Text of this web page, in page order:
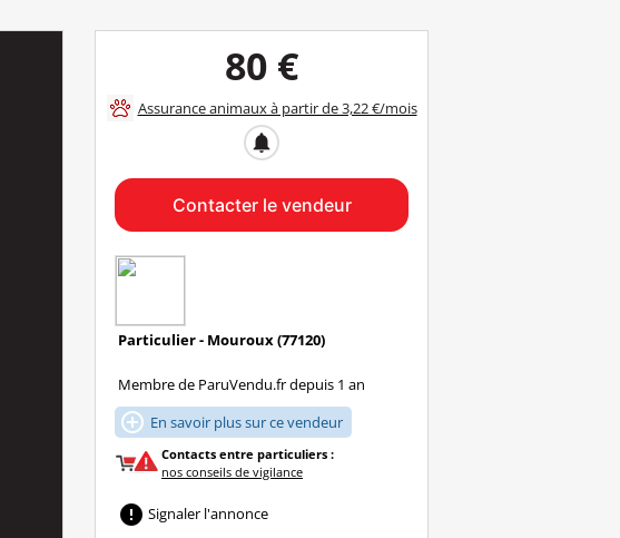
80 €
Assurance animaux à partir de 3,22 €/mois
notifications
Contacter le vendeur
Particulier - Mouroux (77120)
Membre de ParuVendu.fr depuis 1 an
 En savoir plus sur ce vendeur
Contacts entre particuliers :
nos conseils de vigilance
 Signaler l'annonce